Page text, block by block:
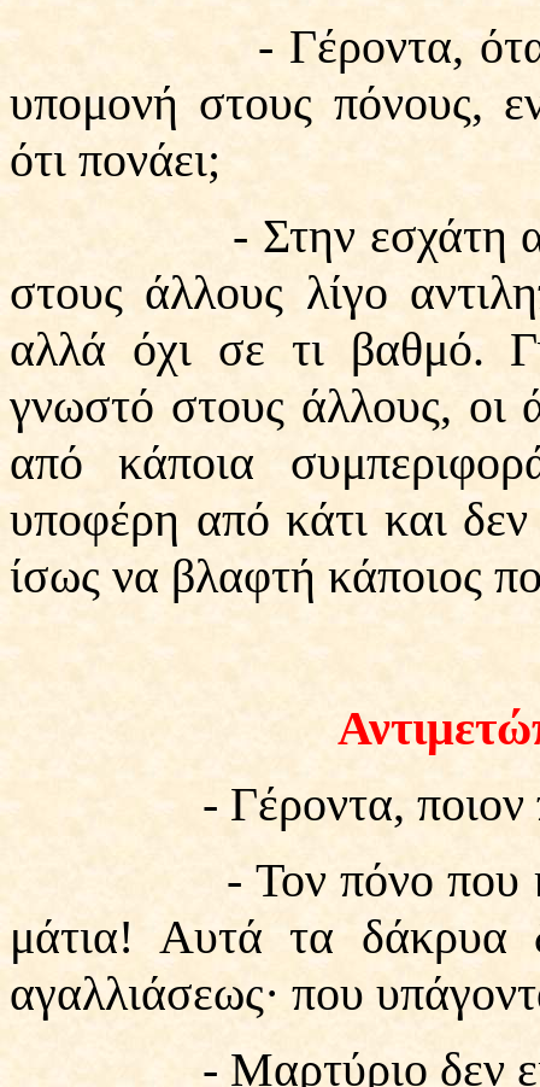
- Γέροντα, όταν
υπομονή στους πόνους,
ότι πονάει;
- Στην εσχάτη
στους άλλους λίγο
αλλά όχι σε τι βαθμό.
γνωστό στους άλλους, οι
από κάποια
υποφέρη από κάτι και
ίσως να βλαφτή κάποιος
- Γέροντα, ποιον
- Τον πόνο που
μάτια! Αυτά τα δάκρυα
αγαλλιάσεως· που
- Μαρτύριο δεν